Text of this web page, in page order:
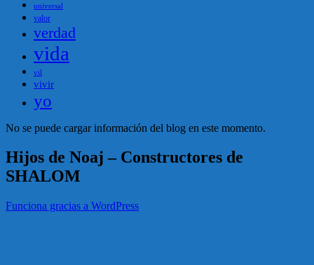
universal
valor
verdad
vida
vil
vivir
yo
No se puede cargar información del blog en este momento.
Hijos de Noaj – Constructores de
SHALOM
Funciona gracias a WordPress